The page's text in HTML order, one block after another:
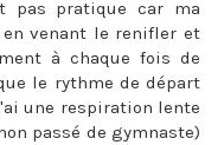
pratique car ma
venant le renifler et
à chaque fois de
le rythme de départ
une respiration lente
passé de gymnaste)